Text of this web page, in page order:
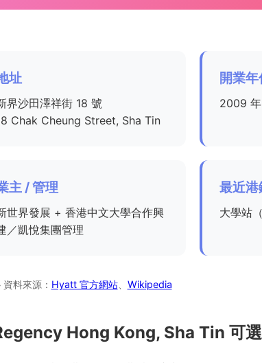
址
界沙田澤祥街 18 號
Chak Cheung Street, Sha Tin
開業
2009
主 / 管理
世界發展 + 香港中文大學合作興
／凱悅集團管理
最近港
大學站
資料來源： Hyatt 官方網站、 Wikipedia
Hong Kong, Sha Tin 可選